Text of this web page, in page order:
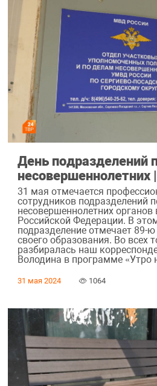
День подразделений
несовершеннолетних
31 мая отмечается
сотрудников подразделений
несовершеннолетних органов
Российской Федерации. В
подразделение отмечает 89-
своего образования. Во всех
разбиралась наш
Володина в программе «Утро
31 мая 2024 1064